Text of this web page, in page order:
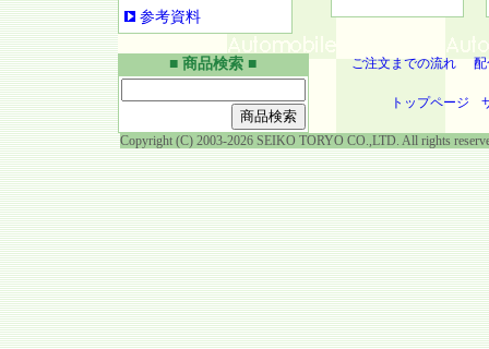
ご注文までの流れ
トップページ
参考資料
■ 商品検索 ■
Copyright (C) 2003-2026 SEIKO TORYO CO.,LTD. All rights